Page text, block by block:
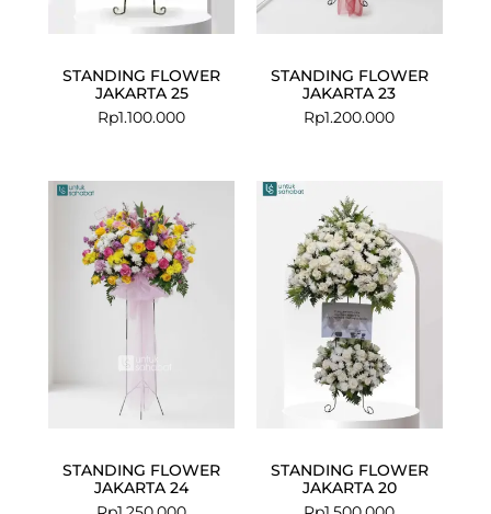
STANDING FLOWER
JAKARTA 25
Rp1.100.000
STANDING FLOWER
JAKARTA 23
Rp1.200.000
STANDING FLOWER
JAKARTA 24
STANDING FLOWER
JAKARTA 20